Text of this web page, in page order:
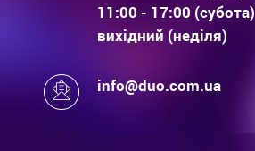
11:00 - 17:00 (субота)
вихідний (неділя)
info@duo.com.ua